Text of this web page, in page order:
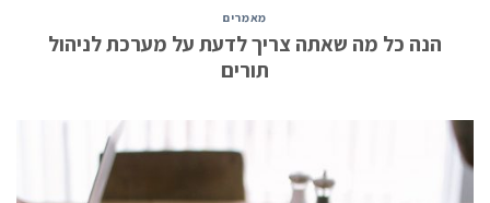
מאמרים
הנה כל מה שאתה צריך לדעת על מערכת לניהול
תורים